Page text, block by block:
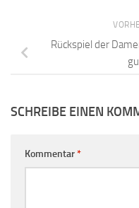
Rückspiel der
SCHREIBE EINEN
Kommentar*